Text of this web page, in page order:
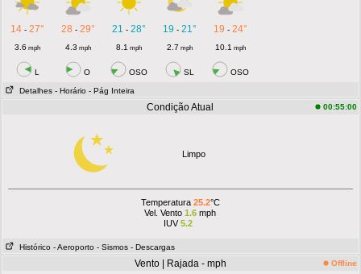
14 -27° 28 - 29° 21 - 28° 19 - 21° 19 - 24°
3.6 mph 4.3 mph 8.1 mph 2.7 mph 10.1 mph
L O OSO SL OSO
Detalhes - Horário - Pág Inteira
Condição Atual 00:55:00
Limpo
Temperatura 25.2°C
Vel. Vento 1.6 mph
IUV5.2
Histórico - Aeroporto - Sismos - Descargas
Vento | Rajada - mph Offline